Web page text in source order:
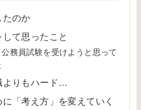
たのか
て思ったこと
務員試験を受けようと思って
よりもハード…
「考え方」を変えていく